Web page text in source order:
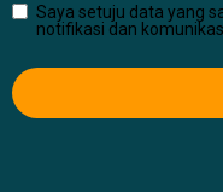
Saya setuju data yang
notifikasi dan